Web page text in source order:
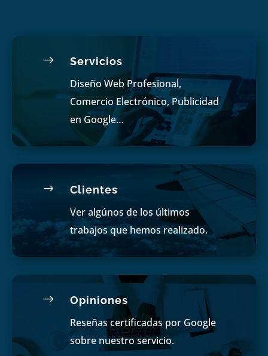
$ Servicios
Diseño Web Profesional,
Comercio Electrónico, Publicidad
en Google…
$ Clientes
Ver algúnos de los últimos
trabajos que hemos realizado.
$ Opiniones
Reseñas certificadas por Google
sobre nuestro servicio.